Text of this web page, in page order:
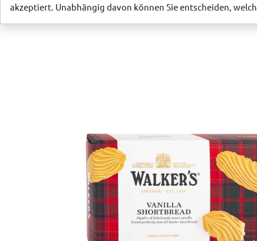
akzeptiert. Unabhängig davon können Sie entscheiden,